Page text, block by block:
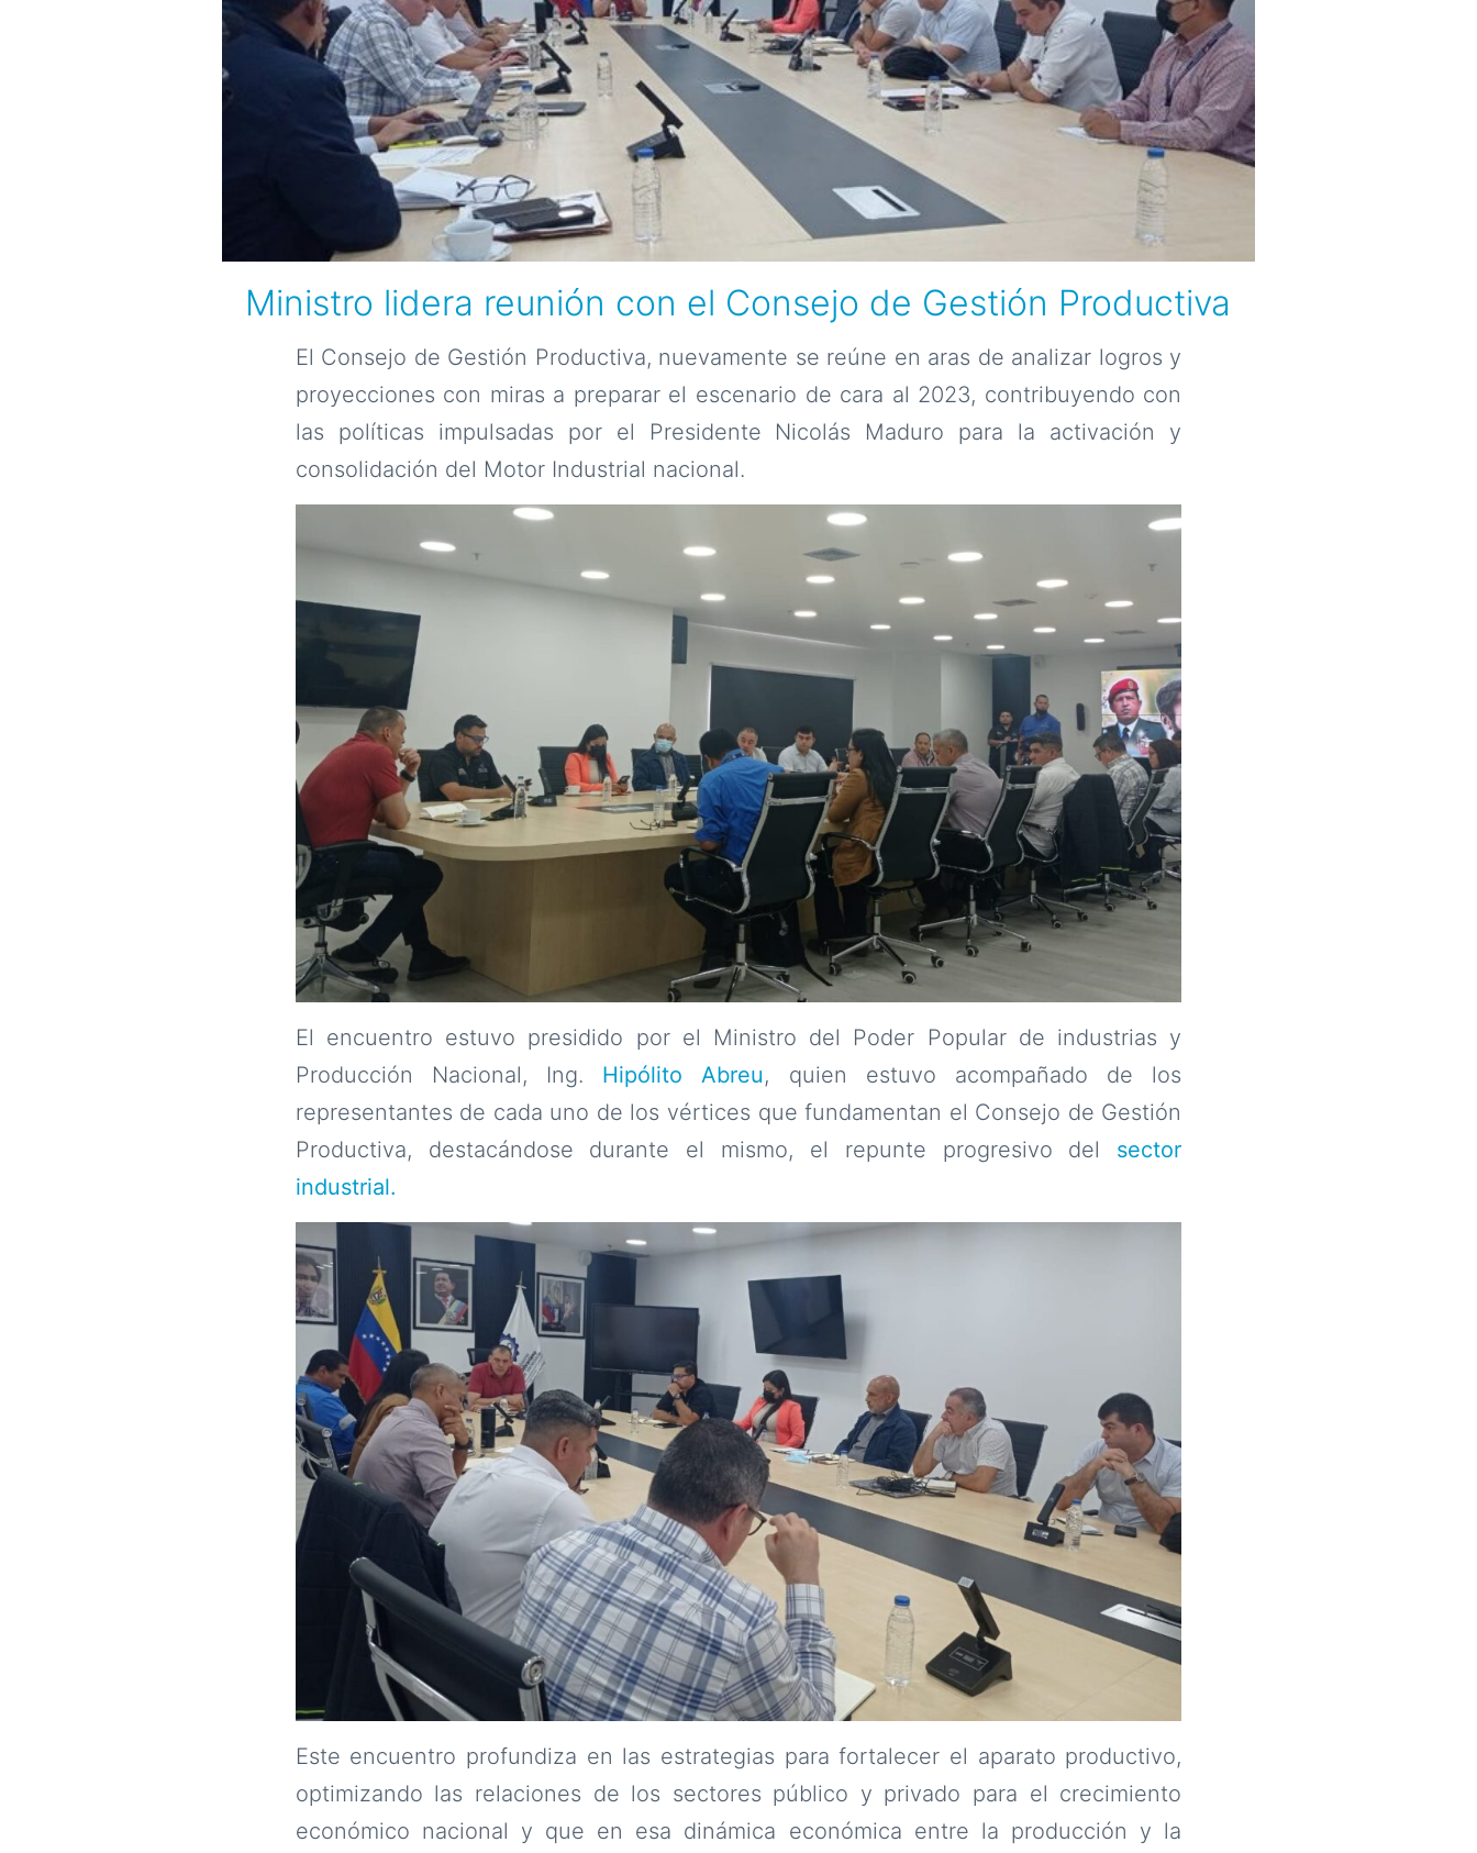
Ministro lidera reunión con el Consejo de Gestión Productiva
El Consejo de Gestión Productiva, nuevamente se reúne en aras de analizar logros y
proyecciones con miras a preparar el escenario de cara al 2023, contribuyendo con
las políticas impulsadas por el Presidente Nicolás Maduro para la activación y
consolidación del Motor Industrial nacional.
El encuentro estuvo presidido por el Ministro del Poder Popular de industrias y
Producción Nacional, Ing. Hipólito Abreu, quien estuvo acompañado de los
representantes de cada uno de los vértices que fundamentan el Consejo de Gestión
Productiva, destacándose durante el mismo, el repunte progresivo del sector
industrial.
Este encuentro profundiza en las estrategias para fortalecer el aparato productivo,
optimizando las relaciones de los sectores público y privado para el crecimiento
económico nacional y que en esa dinámica económica entre la producción y la